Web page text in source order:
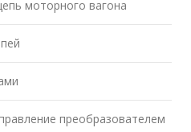
моторного вагона
преобразователем